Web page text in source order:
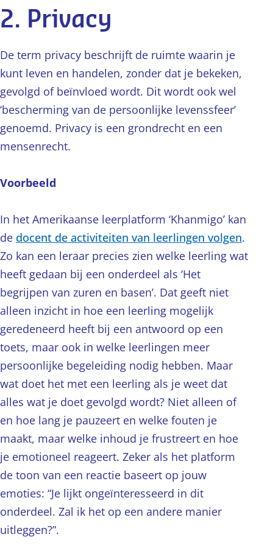
2. Privacy
De term privacy beschrijft de ruimte waarin je
kunt leven en handelen, zonder dat je bekeken,
gevolgd of beïnvloed wordt. Dit wordt ook wel
‘bescherming van de persoonlijke levenssfeer’
genoemd. Privacy is een grondrecht en een
mensenrecht.
Voorbeeld
In het Amerikaanse leerplatform ‘Khanmigo’ kan
de docent de activiteiten van leerlingen volgen.
Zo kan een leraar precies zien welke leerling wat
heeft gedaan bij een onderdeel als ‘Het
begrijpen van zuren en basen’. Dat geeft niet
alleen inzicht in hoe een leerling mogelijk
geredeneerd heeft bij een antwoord op een
toets, maar ook in welke leerlingen meer
persoonlijke begeleiding nodig hebben. Maar
wat doet het met een leerling als je weet dat
alles wat je doet gevolgd wordt? Niet alleen of
en hoe lang je pauzeert en welke fouten je
maakt, maar welke inhoud je frustreert en hoe
je emotioneel reageert. Zeker als het platform
de toon van een reactie baseert op jouw
emoties: “Je lijkt ongeïnteresseerd in dit
onderdeel. Zal ik het op een andere manier
uitleggen?”.